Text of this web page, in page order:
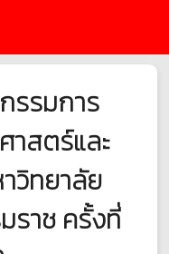
รรมการ
าสตร์และ
วิทยาลัย
ราช ครั้งที่